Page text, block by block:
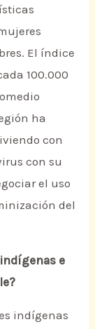
El índice
100.000
ha
con
con su
el uso
del
e
indígenas